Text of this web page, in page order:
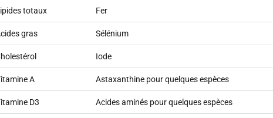
totaux Fer
gras Sélénium
Iode
A Astaxanthine pour quelques espèces
D3 Acides aminés pour quelques espèces